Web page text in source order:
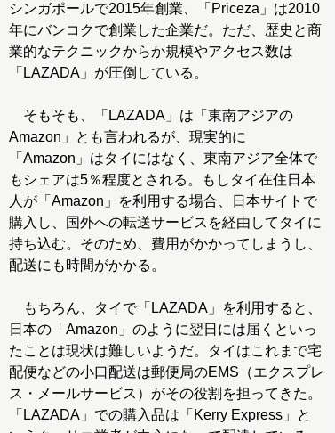
シンガポールで2015年創業、「Priceza」は2010
年にバンコクで創業した企業だ。ただ、歴史と商
業的なテクニックからか規模やアクセス数は
「LAZADA」が圧倒している。
そもそも、「LAZADA」は「東南アジアの
Amazon」とも言われるが、現実的に
「Amazon」はタイにはなく、東南アジア全体で
もシェアは5％程度とされる。もしタイ在住日本
人が「Amazon」を利用する場合、日本サイトで
購入し、国外への転送サービスを経由してタイに
持ち込む。そのため、費用がかかってしまうし、
配送にも時間がかかる。
もちろん、タイで「LAZADA」を利用すると、
日本の「Amazon」のように翌日には届くといっ
たことは現状は難しいようだ。タイはこれまで宅
配便などの小口配送は郵便局のEMS（エクスプレ
ス・メールサービス）がその役割を担ってきた。
「LAZADA」での購入品は「Kerry Express」と